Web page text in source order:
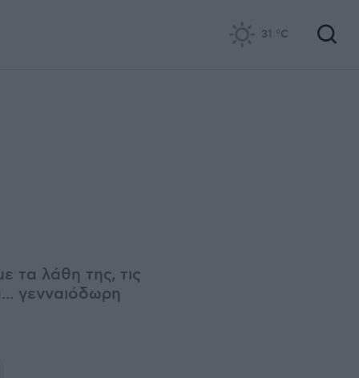
31 °C
τα λάθη της, τις
γενναιόδωρη